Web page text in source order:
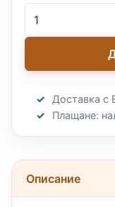
Доставка с
Плащане:
Описание